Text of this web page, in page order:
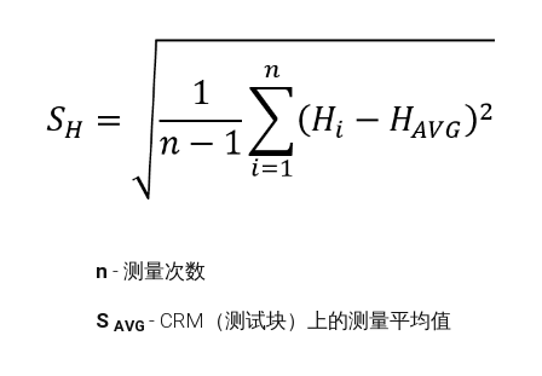
n - 测量次数
S AVG - CRM（测试块）上的测量平均值